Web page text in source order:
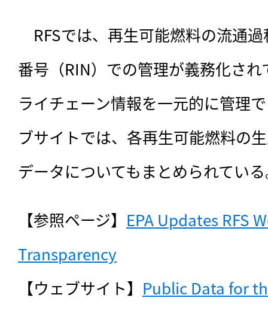
RFSでは、再生可能燃料の流通
番号（RIN）での管理が義務化さ
ライチェーン情報を一元的に管理
ブサイトでは、各再生可能燃料の
データについてもまとめられてい
【参照ページ】 EPA Updates RFS
Transparency
【ウェブサイト】 Public Data for